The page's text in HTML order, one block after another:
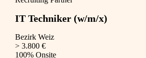
IT Techniker (w/m/x)
Bezirk Weiz
> 3.800 €
100% Onsite